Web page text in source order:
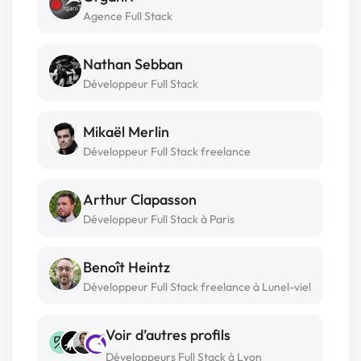
Agence Full Stack
Nathan Sebban
Développeur Full Stack
Mikaël Merlin
Développeur Full Stack freelance
Arthur Clapasson
Développeur Full Stack à Paris
Benoît Heintz
Développeur Full Stack freelance à Lunel-viel
Voir d’autres profils
Développeurs Full Stack à Lyon